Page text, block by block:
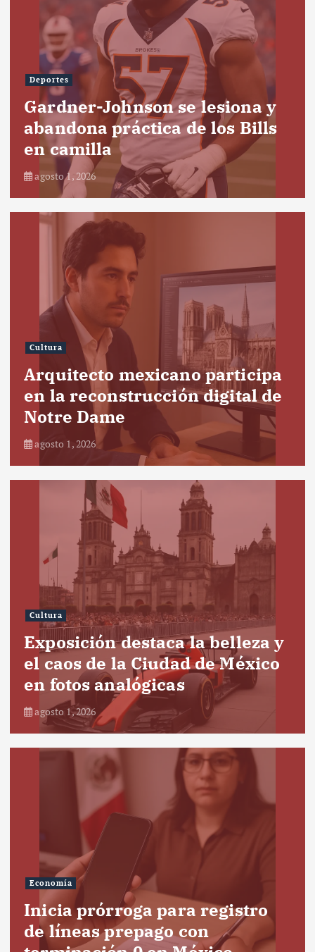
Deportes
Gardner-Johnson se lesiona y
abandona práctica de los Bills
en camilla
agosto 1, 2026
Cultura
Arquitecto mexicano participa
en la reconstrucción digital de
Notre Dame
agosto 1, 2026
Cultura
Exposición destaca la belleza y
el caos de la Ciudad de México
en fotos analógicas
agosto 1, 2026
Economía
Inicia prórroga para registro
de líneas prepago con